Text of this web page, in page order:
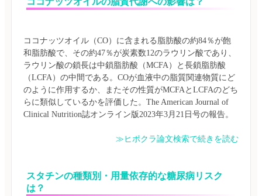
ココナッツオイル（CO）に含まれる脂肪酸の約84％が飽
和脂肪酸で、その約47％が炭素数12のラウリン酸であり、
ラウリン酸の鎖長は中鎖脂肪酸（MCFA）と長鎖脂肪酸
（LCFA）の中間である。COが血液中の脂質関連物質にど
のように作用するか、またその性質がMCFAとLCFAのどち
らに類似しているかを評価した。The American Journal of
≫ヒポクラ論文検索で続きを読む
スタチンの種類別・用量依存的な糖尿病リスク
は？